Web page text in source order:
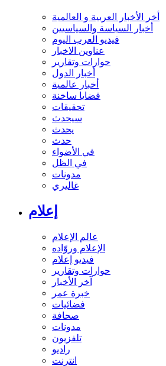
أخر الأخبار العربية و العالمية
أخبار السياسة والسياسيين
فيديو العرب اليوم
عناوين الاخبار
حوارات وتقارير
أخبار الدول
أخبار عالمية
قضايا ساخنة
تحقيقات
سيحدث
يحدث
حدث
في الأضواء
في الظل
مدونات
غاليري
إعلام
عالم الإعلام
الإعلام وروّاده
فيديو إعلام
حوارات وتقارير
آخر الأخبار
خبرة عمر
فضائيات
صحافة
مدونات
تلفزيون
راديو
انترنت